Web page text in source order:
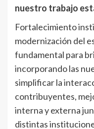
nuestro trabajo
Fortalecimiento
modernización del
fundamental para
incorporando las
simplificar la
contribuyentes,
interna y externa
distintas